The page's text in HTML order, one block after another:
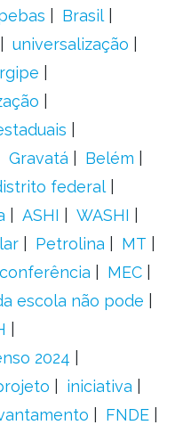
Brasil
universalização
Gravatá
Belém
federal
ASHI
WASHI
Petrolina
MT
MEC
escola não pode
2024
iniciativa
FNDE